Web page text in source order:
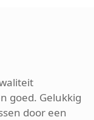
goed. Gelukkig
door een